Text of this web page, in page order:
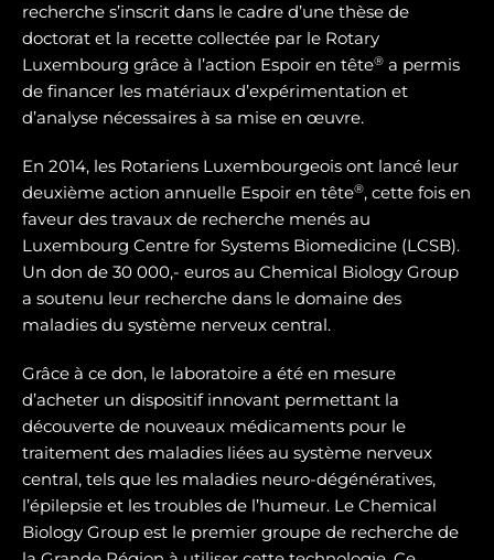
recherche s’inscrit dans le cadre d’une thèse de
doctorat et la recette collectée par le Rotary
Luxembourg grâce à l’action Espoir en tête® a permis
de financer les matériaux d’expérimentation et
d’analyse nécessaires à sa mise en œuvre.
En 2014, les Rotariens Luxembourgeois ont lancé leur
deuxième action annuelle Espoir en tête®, cette fois en
faveur des travaux de recherche menés au
Luxembourg Centre for Systems Biomedicine (LCSB).
Un don de 30 000,- euros au Chemical Biology Group
a soutenu leur recherche dans le domaine des
maladies du système nerveux central.
Grâce à ce don, le laboratoire a été en mesure
d’acheter un dispositif innovant permettant la
découverte de nouveaux médicaments pour le
traitement des maladies liées au système nerveux
central, tels que les maladies neuro-dégénératives,
l’épilepsie et les troubles de l’humeur. Le Chemical
Biology Group est le premier groupe de recherche de